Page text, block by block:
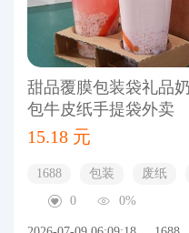
甜品覆膜包装袋礼品
包牛皮纸手提袋外卖
15.18 元
1688 包装 废纸
0
0%